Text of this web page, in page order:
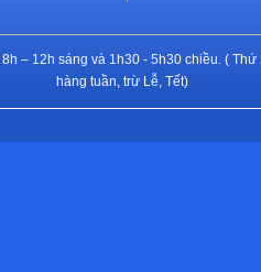
– 12h sáng và 1h30 - 5h30 chiều. ( Thứ
hàng tuần, trừ Lễ, Tết)